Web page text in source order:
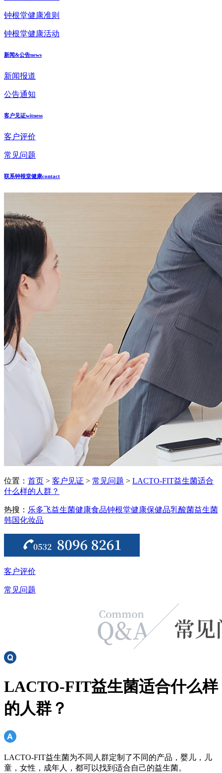
钟根堂健康准则
钟根堂健康活动
新闻&公告news
新闻报道
公告通知
客户见证witness
客户评价
常见问题
联系钟根堂健康contact
位置： 首页 > 客户见证 > 常见问题 > LACTO-FIT益生菌适合
什么样的人群？
热搜： 乐多飞益生菌健康食品钟根堂健康保健品乳酸菌益生菌
韩国化妆品
客户评价
常见问题
LACTO-FIT益生菌适合什么样
的人群？
LACTO-FIT益生菌为不同人群定制了不同的产品，婴儿，儿
童，女性，成年人，都可以找到适合自己的益生菌。